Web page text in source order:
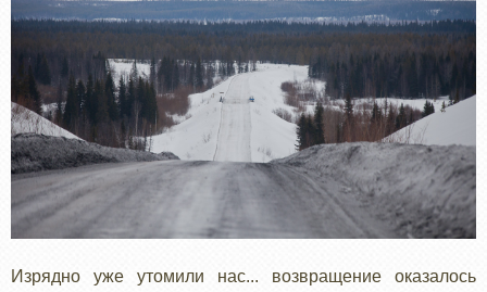
Изрядно уже утомили нас... возвращение оказалось